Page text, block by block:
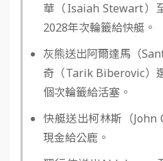
華（Isaiah Stewart）
2028年次輪籤給快艇。
灰熊送出阿爾達馬（
奇（Tarik Biberovic）
個次輪籤給活塞。
快艇送出柯林斯（
現金給公鹿。